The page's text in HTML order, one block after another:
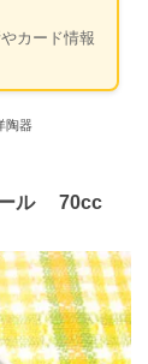
カード情報
器
ール 70cc